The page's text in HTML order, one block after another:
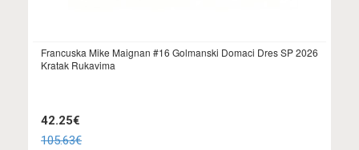
Francuska Mike Maignan #16 Golmanski Domaci Dres SP 2026
Kratak Rukavima
42.25€
105.63€